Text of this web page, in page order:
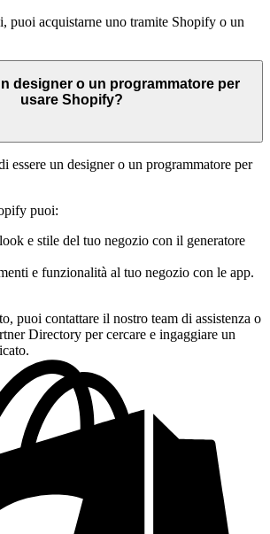
puoi acquistarne uno tramite Shopify o un
designer o un programmatore per
usare Shopify?
essere un designer o un programmatore per
puoi:
e stile del tuo negozio con il generatore
e funzionalità al tuo negozio con le app.
puoi contattare il nostro team di assistenza o
Directory per cercare e ingaggiare un